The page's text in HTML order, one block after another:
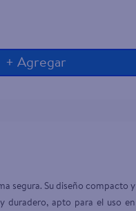
+ Agregar
segura. Su diseño compacto y
duradero, apto para el uso en